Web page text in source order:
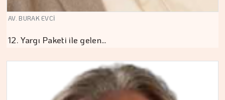
AV. BURAK EVCİ
12. Yargı Paketi ile gelen…